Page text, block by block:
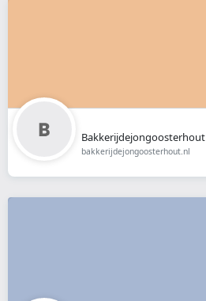
Bakkerijdejongoosterhout
bakkerijdejongoosterhout.nl